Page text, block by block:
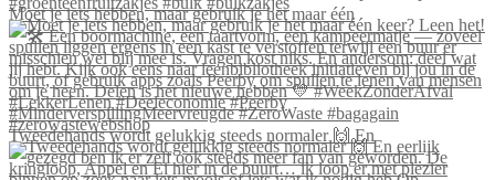
Moet je iets hebben, maar gebruik je het maar één
Tweedehands wordt gelukkig steeds normaler 🙌 En